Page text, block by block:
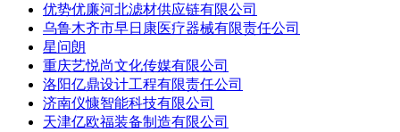
优势优廉河北滤材供应链有限公司
乌鲁木齐市早日康医疗器械有限责任公司
星问朗
重庆艺悦尚文化传媒有限公司
洛阳亿鼎设计工程有限责任公司
济南仪慷智能科技有限公司
天津亿欧福装备制造有限公司